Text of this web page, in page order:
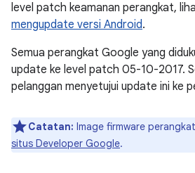
level patch keamanan perangkat,
mengupdate versi Android.
Semua perangkat Google yang
update ke level patch 05-10-2017.
pelanggan menyetujui update ini ke
Catatan: Image firmware
situs Developer Google.